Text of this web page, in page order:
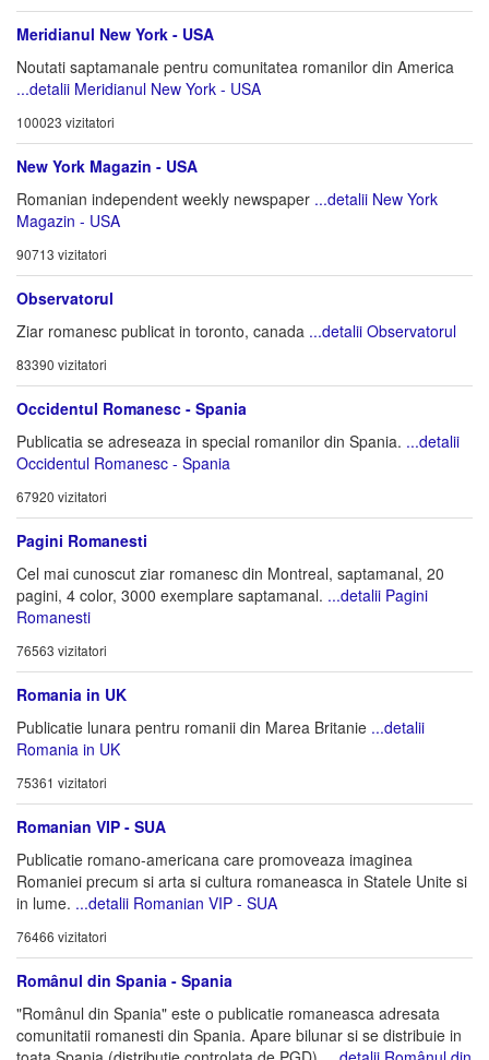
Meridianul New York - USA
Noutati saptamanale pentru comunitatea romanilor din America
...detalii Meridianul New York - USA
100023 vizitatori
New York Magazin - USA
Romanian independent weekly newspaper ...detalii New York
Magazin - USA
90713 vizitatori
Observatorul
Ziar romanesc publicat in toronto, canada ...detalii Observatorul
83390 vizitatori
Occidentul Romanesc - Spania
Publicatia se adreseaza in special romanilor din Spania. ...detalii
Occidentul Romanesc - Spania
67920 vizitatori
Pagini Romanesti
Cel mai cunoscut ziar romanesc din Montreal, saptamanal, 20
pagini, 4 color, 3000 exemplare saptamanal. ...detalii Pagini
Romanesti
76563 vizitatori
Romania in UK
Publicatie lunara pentru romanii din Marea Britanie ...detalii
Romania in UK
75361 vizitatori
Romanian VIP - SUA
Publicatie romano-americana care promoveaza imaginea
Romaniei precum si arta si cultura romaneasca in Statele Unite si
in lume. ...detalii Romanian VIP - SUA
76466 vizitatori
Românul din Spania - Spania
"Românul din Spania" este o publicatie romaneasca adresata
comunitatii romanesti din Spania. Apare bilunar si se distribuie in